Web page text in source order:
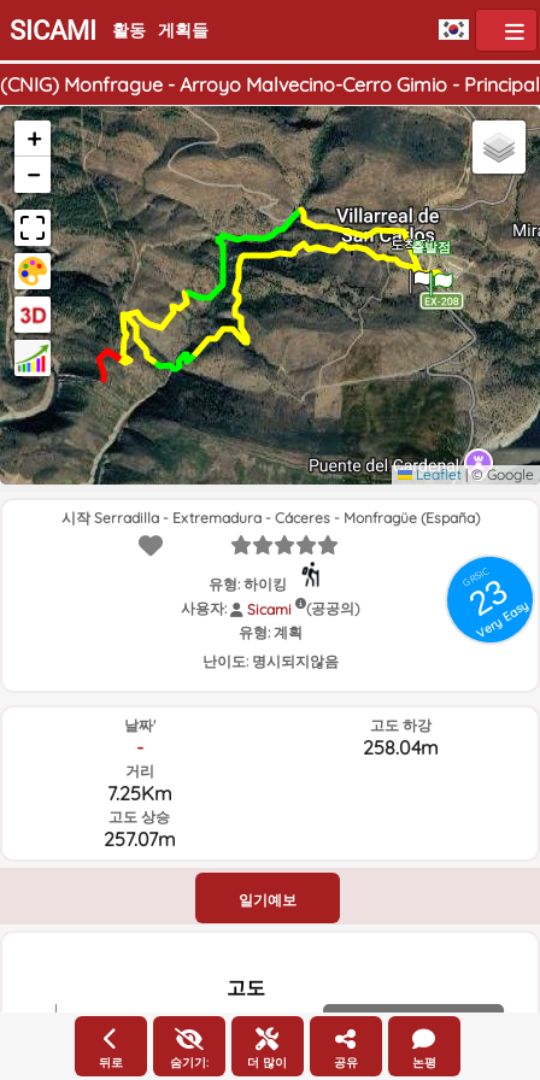
SICAMI 활동 게획들
(CNIG) Monfrague - Arroyo Malvecino-Cerro Gimio - Principal
출발점
도착점
+
−
Leaflet |© Google
GRSIC
23
Very Easy
시작 Serradilla - Extremadura - Cáceres - Monfragüe (España)
유형: 하이킹
사용자:
Sicami
(공공의)
유형: 계획
난이도: 명시되지않음
날짜'
-
거리
7.25Km
고도 상승
257.07m
고도 하강
258.04m
일기예보
고도
고도
뒤로 숨기기: 더 많이 공유 논평